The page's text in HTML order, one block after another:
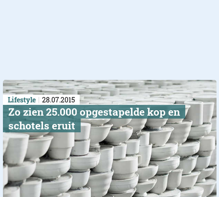
Lifestyle 28.07.2015
Zo zien 25.000 opgestapelde kop en
schotels eruit